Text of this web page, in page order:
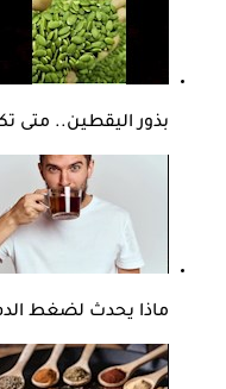
بذور اليقطين.. متى
ماذا يحدث لضغط